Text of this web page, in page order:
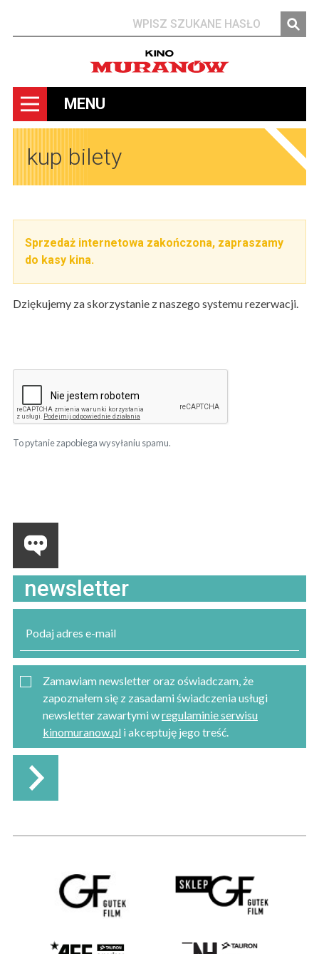
MENU
kup bilety
Sprzedaż internetowa zakończona, zapraszamy
do kasy kina.
Dziękujemy za skorzystanie z naszego systemu rezerwacji.
To pytanie zapobiega wysyłaniu spamu.
newsletter
Zamawiam newsletter oraz oświadczam, że
zapoznałem się z zasadami świadczenia usługi
newsletter zawartymi wregulaminie serwisu
kinomuranow.pl i akceptuję jego treść.